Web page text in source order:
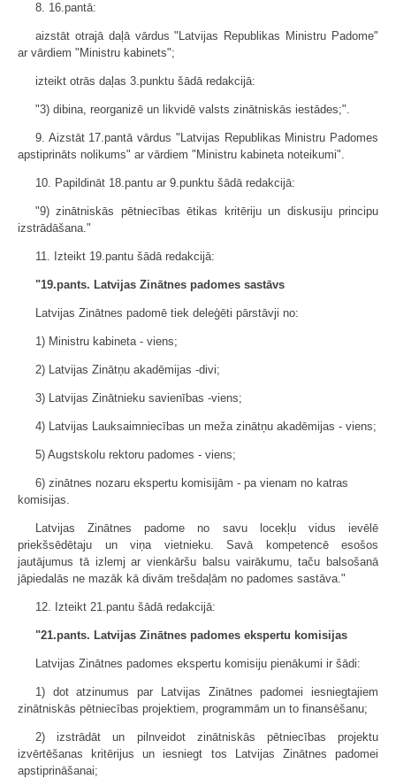
8. 16.pantā:
aizstāt otrajā daļā vārdus "Latvijas Republikas Ministru Padome"
ar vārdiem "Ministru kabinets";
izteikt otrās daļas 3.punktu šādā redakcijā:
"3) dibina, reorganizē un likvidē valsts zinātniskās iestādes;".
9. Aizstāt 17.pantā vārdus "Latvijas Republikas Ministru Padomes
apstiprināts nolikums" ar vārdiem "Ministru kabineta noteikumi".
10. Papildināt 18.pantu ar 9.punktu šādā redakcijā:
"9) zinātniskās pētniecības ētikas kritēriju un diskusiju principu
izstrādāšana."
11. Izteikt 19.pantu šādā redakcijā:
"19.pants. Latvijas Zinātnes padomes sastāvs
Latvijas Zinātnes padomē tiek deleģēti pārstāvji no:
1) Ministru kabineta - viens;
2) Latvijas Zinātņu akadēmijas -divi;
3) Latvijas Zinātnieku savienības -viens;
4) Latvijas Lauksaimniecības un meža zinātņu akadēmijas - viens;
5) Augstskolu rektoru padomes - viens;
6) zinātnes nozaru ekspertu komisijām - pa vienam no katras
komisijas.
Latvijas Zinātnes padome no savu locekļu vidus ievēlē
priekšsēdētaju un viņa vietnieku. Savā kompetencē esošos
jautājumus tā izlemj ar vienkāršu balsu vairākumu, taču balsošanā
jāpiedalās ne mazāk kā divām trešdaļām no padomes sastāva."
12. Izteikt 21.pantu šādā redakcijā:
"21.pants. Latvijas Zinātnes padomes ekspertu komisijas
Latvijas Zinātnes padomes ekspertu komisiju pienākumi ir šādi:
1) dot atzinumus par Latvijas Zinātnes padomei iesniegtajiem
zinātniskās pētniecības projektiem, programmām un to finansēšanu;
2) izstrādāt un pilnveidot zinātniskās pētniecības projektu
izvērtēšanas kritērijus un iesniegt tos Latvijas Zinātnes padomei
apstiprināšanai;